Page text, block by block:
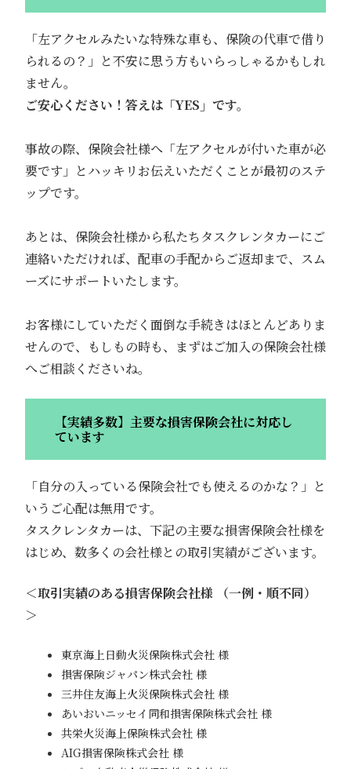
「左アクセルみたいな特殊な車も、保険の代車で借り
られるの？」と不安に思う方もいらっしゃるかもしれ
ません。
ご安心ください！答えは「YES」です。
事故の際、保険会社様へ「左アクセルが付いた車が必
要です」とハッキリお伝えいただくことが最初のステ
ップです。
あとは、保険会社様から私たちタスクレンタカーにご
連絡いただければ、配車の手配からご返却まで、スム
ーズにサポートいたします。
お客様にしていただく面倒な手続きはほとんどありま
せんので、もしもの時も、まずはご加入の保険会社様
へご相談くださいね。
【実績多数】主要な損害保険会社に対応し
ています
「自分の入っている保険会社でも使えるのかな？」と
いうご心配は無用です。
タスクレンタカーは、下記の主要な損害保険会社様を
はじめ、数多くの会社様との取引実績がございます。
＜取引実績のある損害保険会社様 （一例・順不同）
＞
東京海上日動火災保険株式会社 様
損害保険ジャパン株式会社 様
三井住友海上火災保険株式会社 様
あいおいニッセイ同和損害保険株式会社 様
共栄火災海上保険株式会社 様
AIG損害保険株式会社 様